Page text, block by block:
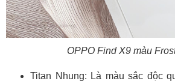
OPPO Find X9 màu
Titan Nhung: Là màu sắc độc